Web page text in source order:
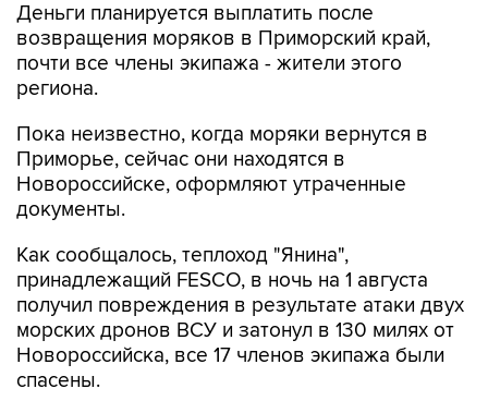
Деньги планируется выплатить после
возвращения моряков в Приморский край,
почти все члены экипажа - жители этого
региона.
Пока неизвестно, когда моряки вернутся в
Приморье, сейчас они находятся в
Новороссийске, оформляют утраченные
документы.
Как сообщалось, теплоход "Янина",
принадлежащий FESCO, в ночь на 1 августа
получил повреждения в результате атаки двух
морских дронов ВСУ и затонул в 130 милях от
Новороссийска, все 17 членов экипажа были
спасены.